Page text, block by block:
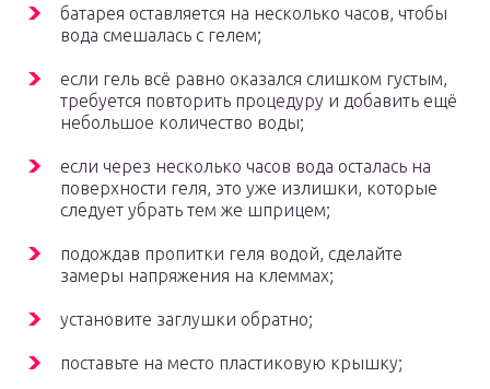
батарея оставляется на несколько часов, чтобы
вода смешалась с гелем;
если гель всё равно оказался слишком густым,
требуется повторить процедуру и добавить ещё
небольшое количество воды;
если через несколько часов вода осталась на
поверхности геля, это уже излишки, которые
следует убрать тем же шприцем;
подождав пропитки геля водой, сделайте
замеры напряжения на клеммах;
установите заглушки обратно;
поставьте на место пластиковую крышку;